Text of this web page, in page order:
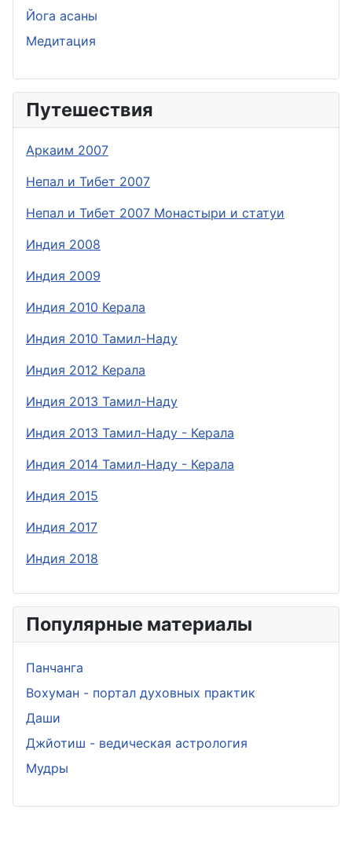
Йога асаны
Медитация
Путешествия
Аркаим 2007
Непал и Тибет 2007
Непал и Тибет 2007 Монастыри и статуи
Индия 2008
Индия 2009
Индия 2010 Керала
Индия 2010 Тамил-Наду
Индия 2012 Керала
Индия 2013 Тамил-Наду
Индия 2013 Тамил-Наду - Керала
Индия 2014 Тамил-Наду - Керала
Индия 2015
Индия 2017
Индия 2018
Популярные материалы
Панчанга
Вохуман - портал духовных практик
Даши
Джйотиш - ведическая астрология
Мудры